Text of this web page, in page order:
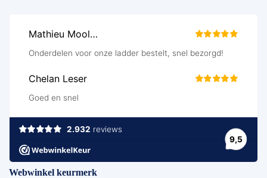
Webwinkel keurmerk